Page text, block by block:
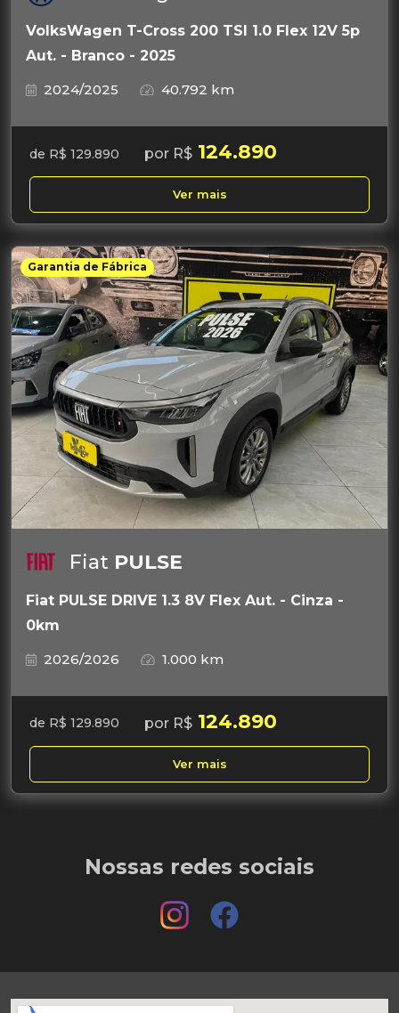
VolksWagen T-Cross 200 TSI 1.0 Flex 12V 5p
Aut. - Branco - 2025
2024/2025
40.792 km
de R$ 129.890 por R$ 124.890
Ver mais
Garantia de Fábrica
Fiat PULSE
Fiat PULSE DRIVE 1.3 8V Flex Aut. - Cinza -
0km
2026/2026
1.000 km
de R$ 129.890 por R$ 124.890
Ver mais
Nossas redes sociais